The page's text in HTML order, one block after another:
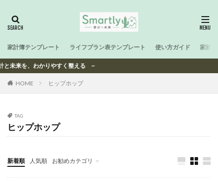
家計簿テンプレート ライフプラン表テンプレート 使い方ガイド 家計
来を、わかりやすく整える ~
HOME ヒップホップ
TAG
ヒップホップ
新着順 人気順 お勧めカテゴリ
-